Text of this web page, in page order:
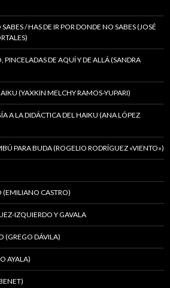
/ HAS DE IR POR DONDE NO SABES (JOSÉ
PINCELADAS DE AQUÍ Y DE ALLÁ (SANDRA
(YAXKIN MELCHY RAMOS-YUPARI)
A LA DIDÁCTICA DEL HAIKU (ANA LÓPEZ
PARA BUDA (ROGELIO RODRÍGUEZ «VIENTO»)
(EMILIANO CASTRO)
IZQUIERDO Y GAVALA
(GREGO DÁVILA)
AYALA)